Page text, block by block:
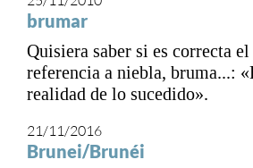
brumar
Quisiera saber si es correcta
referencia a niebla, bruma...:
realidad de lo sucedido».
21/11/2016
Brunei/Brunéi